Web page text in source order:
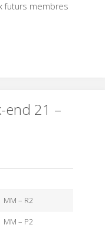
futurs membres
end 21 –
MM – R2
MM – P2